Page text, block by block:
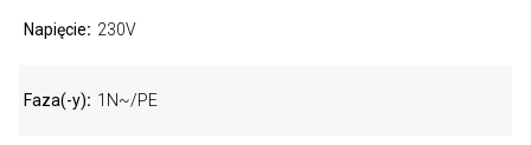
Napięcie 230V
Faza(-y) 1N~/PE